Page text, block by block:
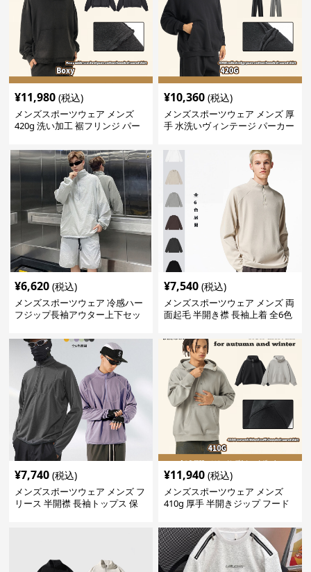
¥11,980 (税込)
メンズスポーツウェア メンズ
420g 洗い加工 裾フリンジ パー
¥10,360 (税込)
メンズスポーツウェア メンズ 厚
手 水洗いヴィンテージ パーカー
¥6,620 (税込)
メンズスポーツウェア 冷感ハー
フジップ長袖アウター上下セッ
¥7,540 (税込)
メンズスポーツウェア メンズ 両
面起毛 半開き襟 長袖上着 全6色
¥7,740 (税込)
メンズスポーツウェア メンズ フ
リース 半開襟 長袖トップス 保
¥11,940 (税込)
メンズスポーツウェア メンズ
410g 厚手 半開きジップ フード